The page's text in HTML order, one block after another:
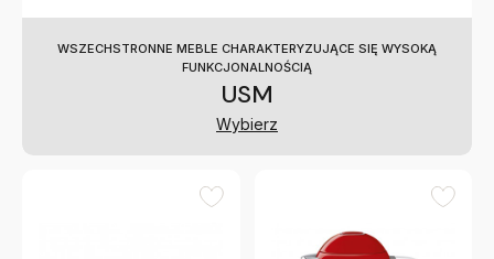
WSZECHSTRONNE MEBLE CHARAKTERYZUJĄCE SIĘ WYSOKĄ
FUNKCJONALNOŚCIĄ
USM
Wybierz